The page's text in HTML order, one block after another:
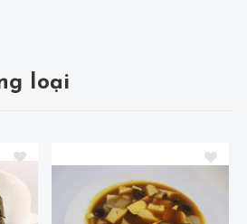
loại